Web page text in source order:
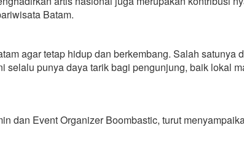
Batam.
agar tetap hidup dan berkembang. Salah satunya
selalu punya daya tarik bagi pengunjung, baik lokal
dan Event Organizer Boombastic, turut